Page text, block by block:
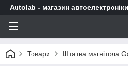
Autolab - магазин
Товари Штатна магнітола